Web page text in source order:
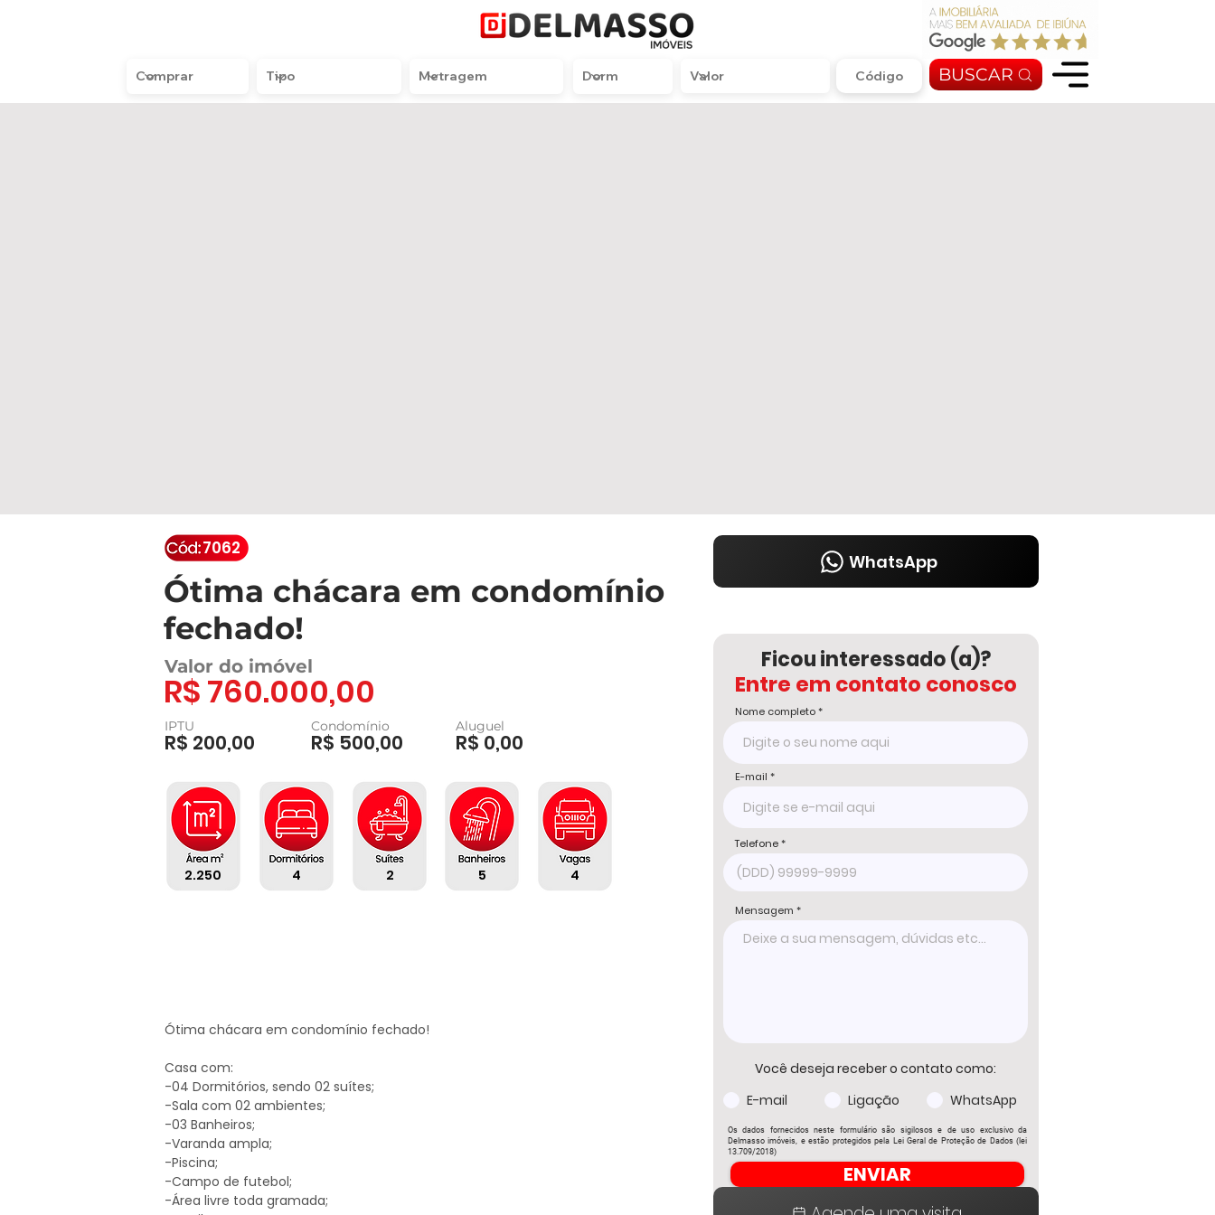
BUSCAR
7062
Ótima chácara em condomínio
fechado!
R$ 760.000,00
Valor do imóvel
R$ 200,00
IPTU
R$ 500,00
Condomínio
R$ 0,00
Aluguel
2.250 4
4 2 5
Ótima chácara em condomínio fechado!
Casa com:
-04 Dormitórios, sendo 02 suítes;
-Sala com 02 ambientes;
-03 Banheiros;
-Varanda ampla;
-Piscina;
-Campo de futebol;
-Área livre toda gramada;
Ficou interessado (a)?
Entre em contato conosco
Nome completo
E-mail
Telefone
Mensagem
Você deseja receber o contato como:
E-mail
Ligação WhatsApp
Os dados fornecidos neste formulário são sigilosos e de uso exclusivo da
Delmasso imóveis, e estão protegidos pela Lei Geral de Proteção de Dados (lei
13.709/2018)
ENVIAR
WhatsApp